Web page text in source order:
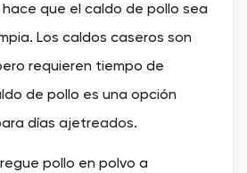
que el caldo de pollo sea
Los caldos caseros son
requieren tiempo de
de pollo es una opción
días ajetreados.
pollo en polvo a